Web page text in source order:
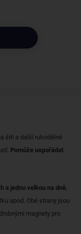
šití a další rukodělné
Pomůže uspořádat
a jednu velkou na dně,
apod. Obě strany jsou
magnety pro